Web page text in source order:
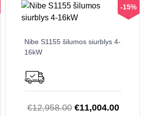
-15%
Nibe S1155 šilumos siurblys 4-
16kW
€12,958.00 Original
€11,004.00Current